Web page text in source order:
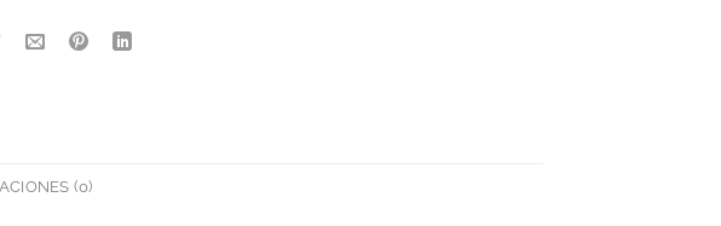
(0)